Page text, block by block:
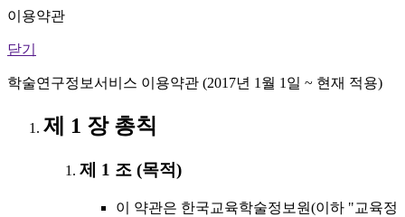
이용약관
닫기
학술연구정보서비스 이용약관 (2017년 1월 1일 ~ 현재 적용)
제 1 장 총칙
제 1 조 (목적)
이 약관은 한국교육학술정보원(이하 "교육정